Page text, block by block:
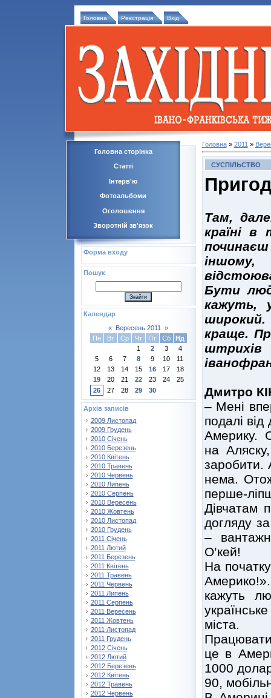
Головна Реєстрація Вхід
Головна сторінка
Статті
Інтерв'ю
Фотоальбоми
Оголошення
Зворотній зв'язок
Форма входу
Пошук
Календар
« Вересень 2011
»
Пн
Вт Ср Чт Пт Сб
Нд
1
2 3
4
5
6 7 8 9 10
11
12
13 14 15 16 17
18
19
20 21 22 23 24
25
26
27 28 29 30
Архів записів
2009 Листопад
2009 Грудень
2010 Січень
2010 Березень
2010 Квітень
2010 Травень
2010 Червень
2010 Липень
2010 Серпень
2010 Вересень
2010 Жовтень
2010 Листопад
2010 Грудень
2011 Січень
2011 Лютий
2011 Березень
2011 Квітень
2011 Травень
2011 Червень
2011 Липень
2011 Серпень
2011 Вересень
2011 Жовтень
2011 Листопад
2011 Грудень
2012 Січень
2012 Лютий
2012 Березень
2012 Квітень
2012 Травень
2012 Червень
Головна» 2011 »
СУСПІЛЬСТВО
Там,
країні в
Бути
кажуть,
краще.
Дмитро
– Мені
подалі
Америку.
на
заробити.
нема.
перше-
Дівчатам
догляду
–
О’кей!
На
кажуть
міста.
це в
1000
90,